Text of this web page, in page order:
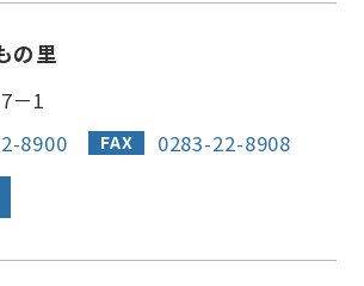
の里
－1
8900 FAX 0283-22-8908